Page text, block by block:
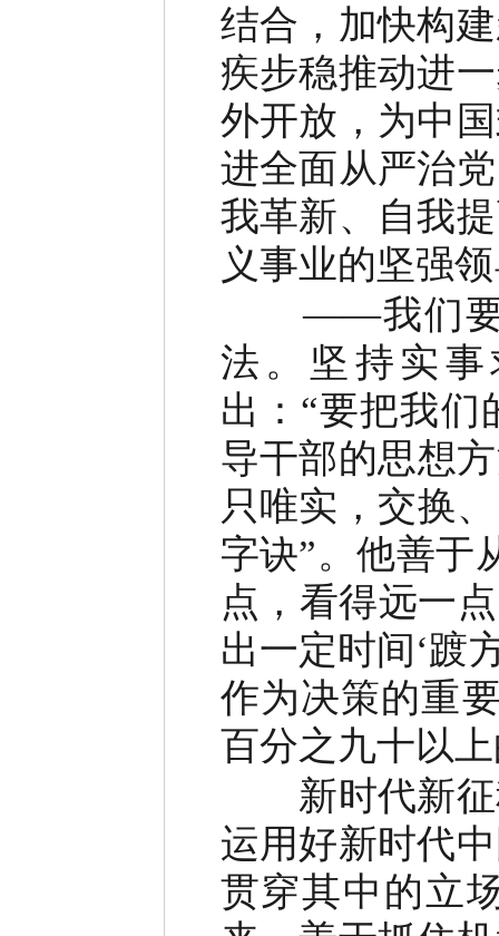
结合，加快构
疾步稳推动进
外开放，为中
进全面从严治
我革新、自我
义事业的坚强
——我们要学
法。坚持实
出：“要把我
导干部的思想
只唯实，交换
字诀”。他善于
点，看得远一
出一定时间‘踱
作为决策的重
百分之九十以
新时代新征
运用好新时代
贯穿其中的立